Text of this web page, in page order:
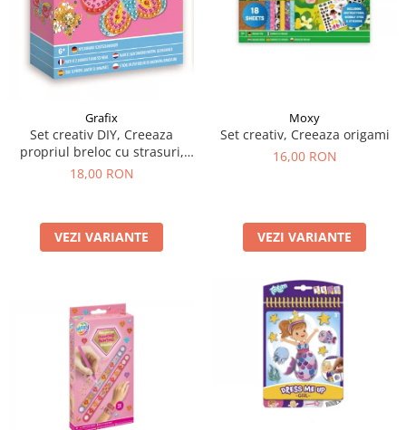
Grafix
Set creativ DIY, Creeaza
propriul breloc cu strasuri,
Diamond Paint, Grafix
18,00 RON
VEZI VARIANTE
Moxy
Set creativ, Creeaza origami
16,00 RON
VEZI VARIANTE